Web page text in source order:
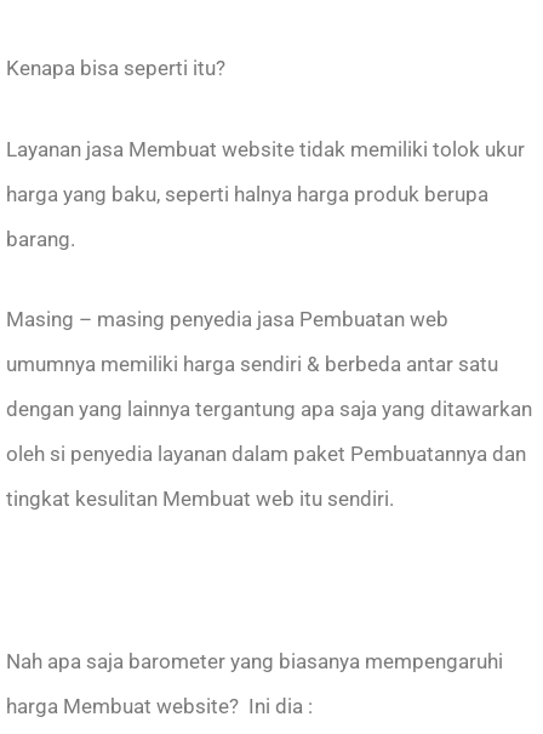
Kenapa bisa seperti itu?
Layanan jasa Membuat website tidak memiliki tolok ukur
harga yang baku, seperti halnya harga produk berupa
barang.
Masing – masing penyedia jasa Pembuatan web
umumnya memiliki harga sendiri & berbeda antar satu
dengan yang lainnya tergantung apa saja yang ditawarkan
oleh si penyedia layanan dalam paket Pembuatannya dan
tingkat kesulitan Membuat web itu sendiri.
Nah apa saja barometer yang biasanya mempengaruhi
harga Membuat website? Ini dia :